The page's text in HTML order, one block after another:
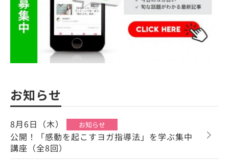
お知らせ
8月6日（木） お知らせ
公開！「感動を起こすヨガ指導法」を学ぶ集中
講座（全8回）